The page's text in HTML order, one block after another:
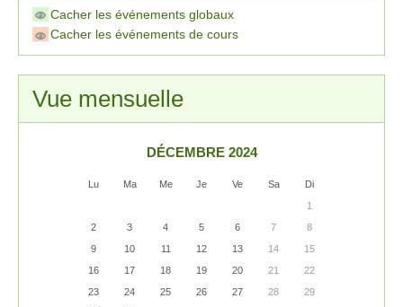
Cacher les événements globaux
Cacher les événements de cours
Vue mensuelle
DÉCEMBRE 2024
Lu Ma Me Je Ve Sa
Di
1
2
3 4 5 6 7
8
9
10 11 12 13 14
15
16
17 18 19 20 21
22
23
24 25 26 27 28
29